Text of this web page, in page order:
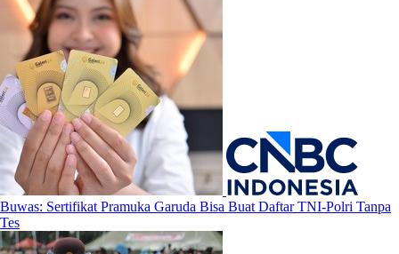
Buwas: Sertifikat Pramuka Garuda Bisa Buat Daftar TNI-Polri Tanpa
Tes